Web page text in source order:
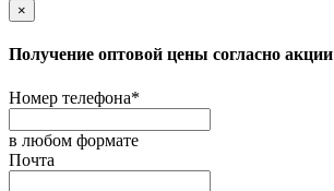
×
Получение оптовой цены согласно акции
Номер телефона*
в любом формате
Почта